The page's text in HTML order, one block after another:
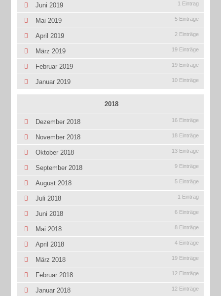
Juni 2019 1 Eintrag
Mai 2019 5 Einträge
April 2019 2 Einträge
März 2019 19 Einträge
Februar 2019 19 Einträge
Januar 2019 10 Einträge
2018
Dezember 2018 16 Einträge
November 2018 18 Einträge
Oktober 2018 13 Einträge
September 2018 9 Einträge
August 2018 5 Einträge
Juli 2018 1 Eintrag
Juni 2018 6 Einträge
Mai 2018 8 Einträge
April 2018 4 Einträge
März 2018 19 Einträge
Februar 2018 12 Einträge
Januar 2018 12 Einträge